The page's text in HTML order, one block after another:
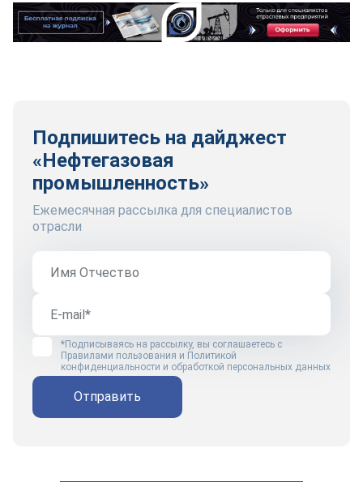
Подпишитесь на дайджест
«Нефтегазовая
промышленность»
Ежемесячная рассылка для специалистов
отрасли
*Подписываясь на рассылку, вы соглашаетесь с
Правилами пользования и Политикой
конфиденциальности и обработкой персональных данных
Отправить